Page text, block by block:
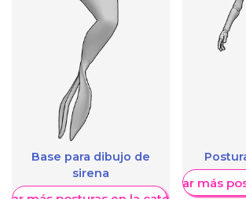
Base para dibujo de
sirena
Mostrar más